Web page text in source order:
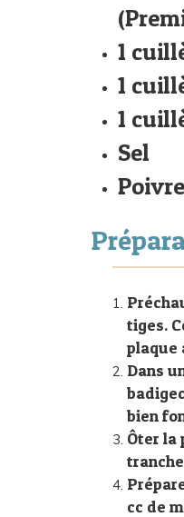
1
1
1
Sel
Poivre
tiges.
plaque
Dans
bien
Ôter la
cc de